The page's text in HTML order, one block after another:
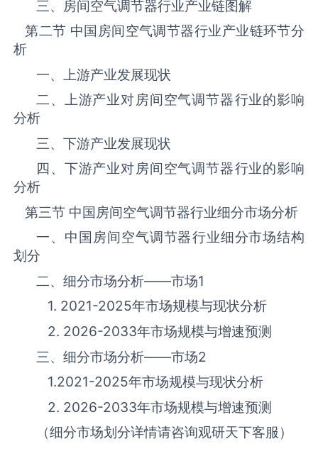
三、‌房间空气调节器‌‌‌‌行业产业链图解
第二节 中国‌房间空气调节器‌‌‌‌行业产业链环节分
析
一、上游产业发展现状
二、上游产业对‌房间空气调节器‌‌‌‌行业的影响
分析
三、下游产业发展现状
四、下游产业对‌房间空气调节器‌‌‌‌行业的影响
分析
第三节 中国‌房间空气调节器‌‌‌‌行业细分市场分析
一、中国‌房间空气调节器‌‌‌‌行业细分市场结构
划分
二、细分市场分析——市场1
1. 2021-2025年市场规模与现状分析
2. 2026-2033年市场规模与增速预测
三、细分市场分析——市场2
1.2021-2025年市场规模与现状分析
2. 2026-2033年市场规模与增速预测
（细分市场划分详情请咨询观研天下客服）